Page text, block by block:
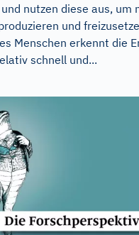
nutzen diese aus, um
und
Menschen erkennt die
schnell und...